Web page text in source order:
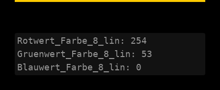
Rotwert_Farbe_8_lin: 254
Gruenwert_Farbe_8_lin: 53
Blauwert_Farbe_8_lin: 0